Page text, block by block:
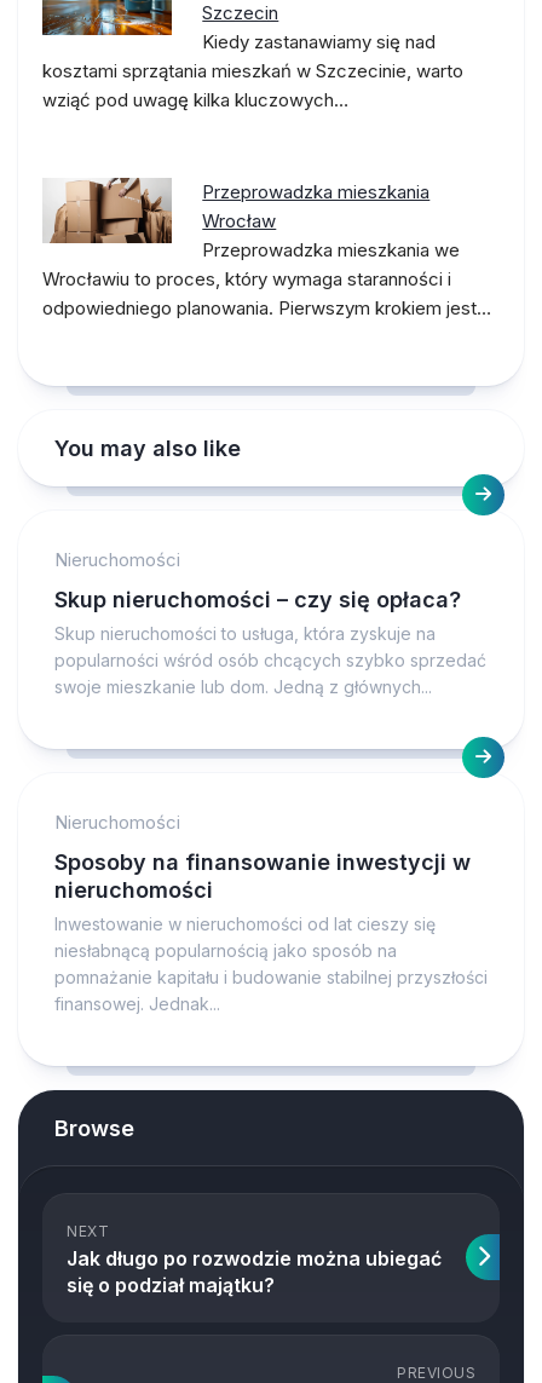
Szczecin
Kiedy zastanawiamy się nad
kosztami sprzątania mieszkań w Szczecinie, warto
wziąć pod uwagę kilka kluczowych…
Przeprowadzka mieszkania
Wrocław
Przeprowadzka mieszkania we
Wrocławiu to proces, który wymaga staranności i
odpowiedniego planowania. Pierwszym krokiem jest…
You may also like
Nieruchomości
Skup nieruchomości – czy się opłaca?
Skup nieruchomości to usługa, która zyskuje na
popularności wśród osób chcących szybko sprzedać
swoje mieszkanie lub dom. Jedną z głównych...
Nieruchomości
Sposoby na finansowanie inwestycji w
nieruchomości
Inwestowanie w nieruchomości od lat cieszy się
niesłabnącą popularnością jako sposób na
pomnażanie kapitału i budowanie stabilnej przyszłości
finansowej. Jednak...
Browse
NEXT
Jak długo po rozwodzie można ubiegać
się o podział majątku?
PREVIOUS